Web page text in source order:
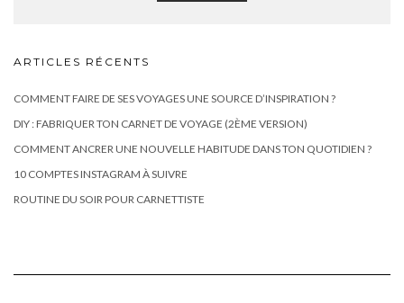
ARTICLES RÉCENTS
COMMENT FAIRE DE SES VOYAGES UNE SOURCE D’INSPIRATION ?
DIY : FABRIQUER TON CARNET DE VOYAGE (2ÈME VERSION)
COMMENT ANCRER UNE NOUVELLE HABITUDE DANS TON QUOTIDIEN ?
10 COMPTES INSTAGRAM À SUIVRE
ROUTINE DU SOIR POUR CARNETTISTE